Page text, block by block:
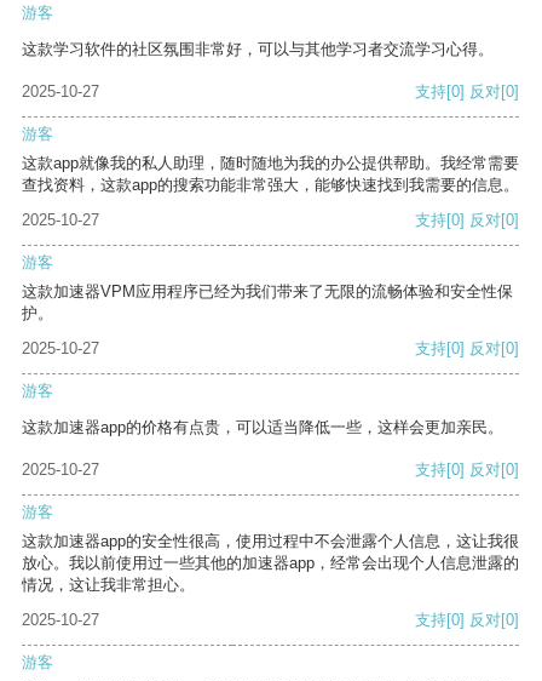
游客
这款学习软件的社区氛围非常好，可以与其他学习者交流学习心得。
2025-10-27 支持[0] 反对[0]
游客
这款app就像我的私人助理，随时随地为我的办公提供帮助。我经常需要
查找资料，这款app的搜索功能非常强大，能够快速找到我需要的信息。
2025-10-27
支持[0] 反对[0]
游客
这款加速器VPM应用程序已经为我们带来了无限的流畅体验和安全性保
护。
2025-10-27
支持[0] 反对[0]
游客
这款加速器app的价格有点贵，可以适当降低一些，这样会更加亲民。
2025-10-27 支持[0] 反对[0]
游客
这款加速器app的安全性很高，使用过程中不会泄露个人信息，这让我很
放心。我以前使用过一些其他的加速器app，经常会出现个人信息泄露的
情况，这让我非常担心。
2025-10-27
支持[0] 反对[0]
游客